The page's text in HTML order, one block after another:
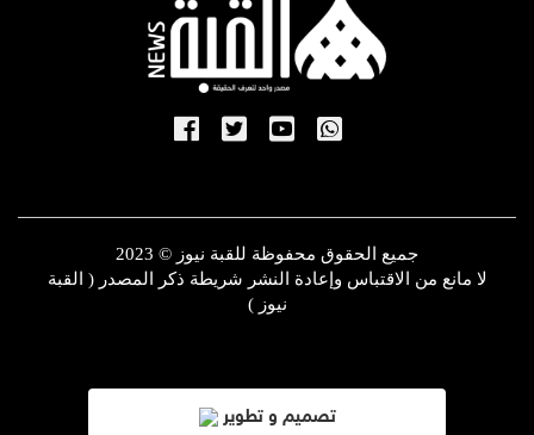
جميع الحقوق محفوظة للقبة نيوز © 2023
لا مانع من الاقتباس وإعادة النشر شريطة ذكر المصدر ( القبة
نيوز )
تصميم و تطوير